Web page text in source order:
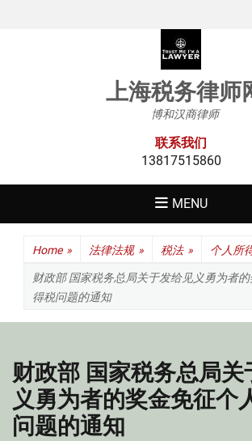
上海税务律师
博和汉商律师
联系我们
13817515860
MENU
Home » 法律法规 » 税法 » 个人所
财政部 国家税务总局关于发给见义勇为者
得税问题的通知
财政部 国家税务总局关
义勇为者的奖金免征个
问题的通知